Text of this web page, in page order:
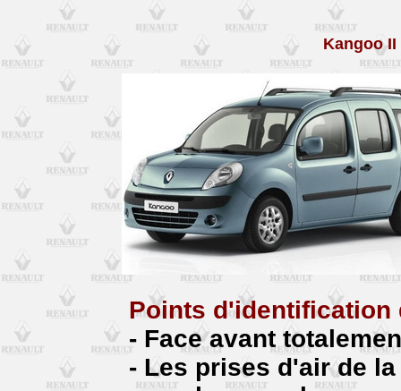
Kangoo II
Points d'identification
- Face avant
- Les prises d'air de